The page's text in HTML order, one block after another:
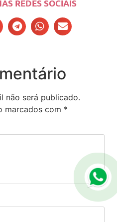
REDES SOCIAIS
não será publicado.
marcados com *